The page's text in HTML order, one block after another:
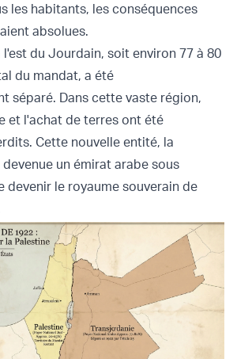
les habitants, les conséquences
absolues.
du Jourdain, soit environ 77 à 80
du mandat, a été
séparé. Dans cette vaste région,
et l'achat de terres ont été
Cette nouvelle entité, la
un émirat arabe sous
devenir le royaume souverain de